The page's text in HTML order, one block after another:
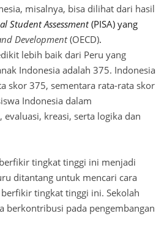
misalnya, bisa dilihat dari hasil
Student Assessment(PISA) yang
Development(OECD).
lebih baik dari Peru yang
Indonesia adalah 375. Indonesia
skor 375, sementara rata-rata skor
Indonesia dalam
kreasi, serta logika dan
tingkat tinggi ini menjadi
ditantang untuk mencari cara
tingkat tinggi ini. Sekolah
berkontribusi pada pengembangan